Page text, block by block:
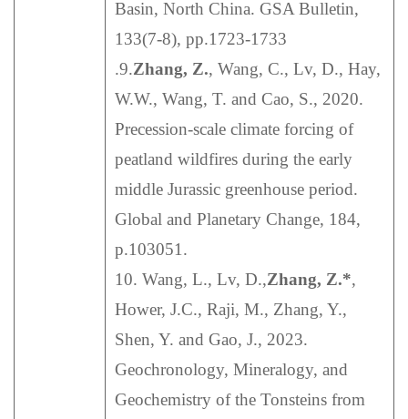
Basin, North China. GSA Bulletin,
133(7-8), pp.1723-1733
.9.Zhang, Z., Wang, C., Lv, D., Hay,
W.W., Wang, T. and Cao, S., 2020.
Precession-scale climate forcing of
peatland wildfires during the early
middle Jurassic greenhouse period.
Global and Planetary Change, 184,
p.103051.
10. Wang, L., Lv, D.,Zhang, Z.*,
Hower, J.C., Raji, M., Zhang, Y.,
Shen, Y. and Gao, J., 2023.
Geochronology, Mineralogy, and
Geochemistry of the Tonsteins from